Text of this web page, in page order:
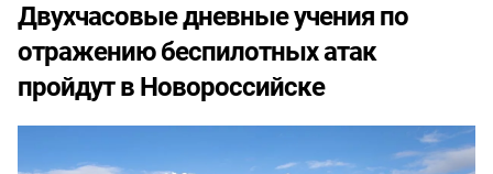
Двухчасовые дневные учения по
отражению беспилотных атак
пройдут в Новороссийске